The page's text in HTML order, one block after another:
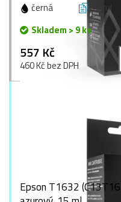
černá 18 ml
Skladem > 9 ks
557 Kč
460 Kč bez DPH
Epson T1632